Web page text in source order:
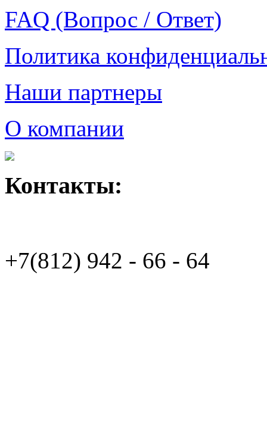
FAQ (Вопрос / Ответ)
Политика
Наши партнеры
О компании
Контакты:
+7(812) 942 - 66 - 64